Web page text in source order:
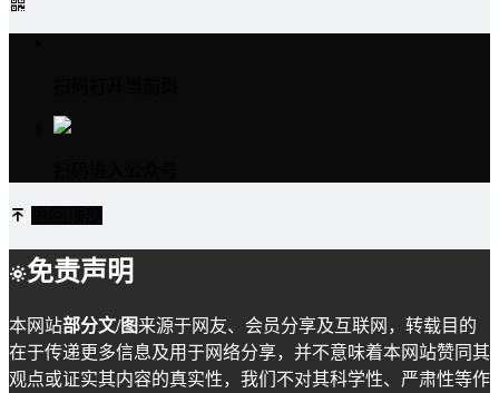
免责声明
本网站部分文/图来源于网友、会员分享及互联网，转载目的
在于传递更多信息及用于网络分享，并不意味着本网站赞同其
观点或证实其内容的真实性，我们不对其科学性、严肃性等作